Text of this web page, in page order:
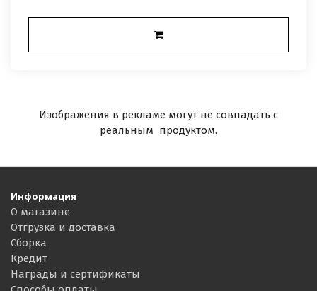
Изображения в рекламе могут не совпадать с
реальным продуктом.
Информация
О магазине
Отгрузка и доставка
Сборка
Кредит
Награды и сертификаты